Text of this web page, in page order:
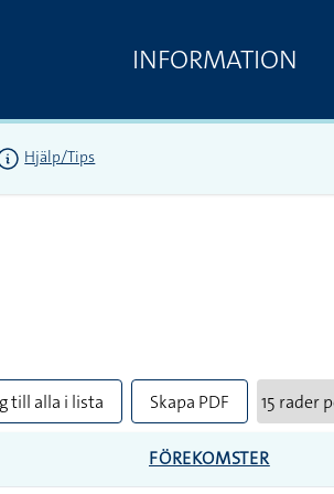
INFORMATION
Hjälp/Tips
till alla i lista Skapa PDF
FÖREKOMSTER